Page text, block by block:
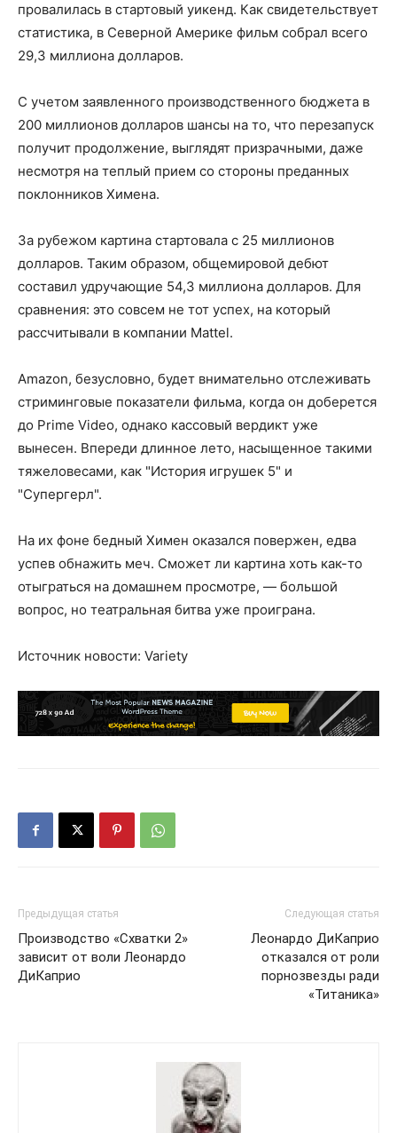
провалилась в стартовый уикенд. Как свидетельствует
статистика, в Северной Америке фильм собрал всего
29,3 миллиона долларов.
С учетом заявленного производственного бюджета в
200 миллионов долларов шансы на то, что перезапуск
получит продолжение, выглядят призрачными, даже
несмотря на теплый прием со стороны преданных
поклонников Химена.
За рубежом картина стартовала с 25 миллионов
долларов. Таким образом, общемировой дебют
составил удручающие 54,3 миллиона долларов. Для
сравнения: это совсем не тот успех, на который
рассчитывали в компании Mattel.
Amazon, безусловно, будет внимательно отслеживать
стриминговые показатели фильма, когда он доберется
до Prime Video, однако кассовый вердикт уже
вынесен. Впереди длинное лето, насыщенное такими
тяжеловесами, как "История игрушек 5" и
"Супергерл".
На их фоне бедный Химен оказался повержен, едва
успев обнажить меч. Сможет ли картина хоть как-то
отыграться на домашнем просмотре, — большой
вопрос, но театральная битва уже проиграна.
Источник новости: Variety
Предыдущая статья
Производство «Схватки 2»
зависит от воли Леонардо
ДиКаприо
Следующая статья
Леонардо ДиКаприо
отказался от роли
порнозвезды ради
«Титаника»